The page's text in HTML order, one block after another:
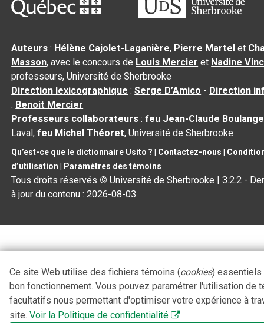
Auteurs : Hélène Cajolet-Laganière, Pierre Martel et
Masson, avec le concours de Louis Mercier et Nadine
professeurs, Université de Sherbrooke
Direction lexicographique :Serge D’Amico - Direction
: Benoit Mercier
Professeurs collaborateurs :feu Jean-Claude
Laval,feu Michel Théoret, Université de Sherbrooke
Qu’est-ce que le dictionnaire Usito ? Contactez-nous
d’utilisation
Paramètres des témoins
Tous droits réservés © Université de Sherbrooke |3.2.2 -
à jour du contenu :2026-08-03
Ce site Web utilise des fichiers témoins (cookies) essentiels
bon fonctionnement. Vous pouvez paramétrer l'utilisation de
facultatifs nous permettant d'optimiser votre expérience à
site. Voir la Politique de confidentialité